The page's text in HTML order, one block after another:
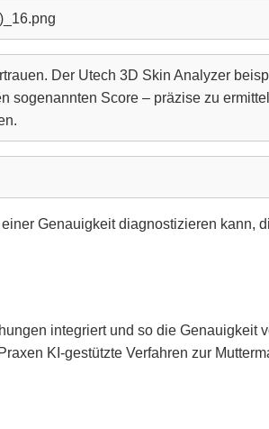
Der Utech 3D Skin Analyzer
sogenannten Score – präzise zu
Genauigkeit diagnostizieren kann,
integriert und so die Genauigkeit
KI-gestützte Verfahren zur